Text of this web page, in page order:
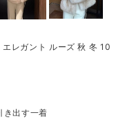
エレガント ルーズ 秋 冬 10
き出す一着